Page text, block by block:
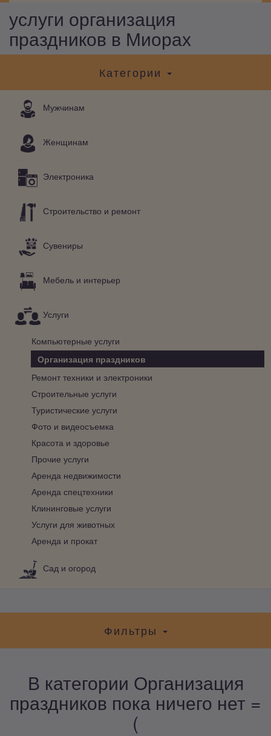
услуги организация
праздников в Миорах
Категории
Мужчинам
Женщинам
Электроника
Строительство и ремонт
Сувениры
Мебель и интерьер
Услуги
Компьютерные услуги
Организация праздников
Ремонт техники и электроники
Строительные услуги
Туристические услуги
Фото и видеосъемка
Красота и здоровье
Прочие услуги
Аренда недвижимости
Аренда спецтехники
Клининговые услуги
Услуги для животных
Аренда и прокат
Сад и огород
Фильтры
В категории Организация
праздников пока ничего нет =
(